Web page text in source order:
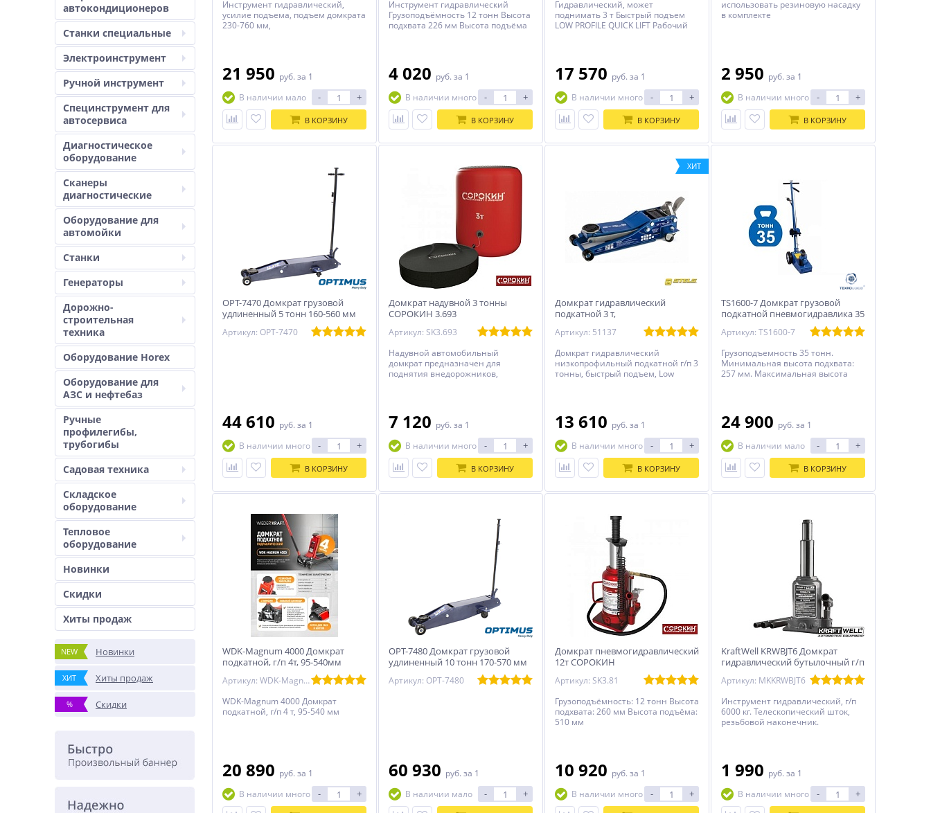
автокондиционеров
Станки специальные
Электроинструмент
Ручной инструмент
Специнструмент для
автосервиса
Диагностическое
оборудование
Сканеры
диагностические
Оборудование для
автомойки
Станки
Генераторы
Дорожно-
строительная
техника
Оборудование Horex
Оборудование для
АЗС и нефтебаз
Ручные
профилегибы,
трубогибы
Садовая техника
Складское
оборудование
Тепловое
оборудование
Новинки
Скидки
Хиты продаж
NEW Новинки
ХИТ Хиты продаж
% Скидки
Инструмент гидравлический,
усилие подъема, подъем домкрата
230-760 мм,
21 950 руб. за 1
В наличии мало
- +
В КОРЗИНУ
Инструмент гидравлический
Грузоподъёмность 12 тонн Высота
подxвата 226 мм Высота подъёма
4 020 руб. за 1
В наличии много
- +
В КОРЗИНУ
Гидравлический, может
поднимать 3 т Быстрый подъем
LOW PROFILE QUICK LIFT Рабочий
17 570 руб. за 1
В наличии много
- +
В КОРЗИНУ
использовать резиновую насадку
в комплекте
2 950 руб. за 1
В наличии много
- +
В КОРЗИНУ
OPT-7470 Домкрат грузовой
удлиненный 5 тонн 160-560 мм
Артикул: OPT-7470
44 610 руб. за 1
В наличии много
- +
В КОРЗИНУ
Домкрат надувной 3 тонны
СОРОКИН 3.693
Артикул: SK3.693
Надувной автомобильный
домкрат предназначен для
поднятия внедорожников,
7 120 руб. за 1
В наличии много
- +
В КОРЗИНУ
ХИТ
Домкрат гидравлический
подкатной 3 т,
профессиональный STELS 51137
Артикул: 51137
Домкрат гидравлический
низкопрофильный подкатной г/п 3
тонны, быстрый подъем, Low
13 610 руб. за 1
В наличии много
- +
В КОРЗИНУ
TS1600-7 Домкрат грузовой
подкатной пневмогидравлика 35
Артикул: TS1600-7
Грузоподъемность 35 тонн.
Минимальная высота подхвата:
257 мм. Максимальная высота
24 900 руб. за 1
В наличии мало
- +
В КОРЗИНУ
WDK-Magnum 4000 Домкрат
подкатной, г/п 4т, 95-540мм
Артикул: WDK-Magnum 4000
WDK-Magnum 4000 Домкрат
подкатной, г/п 4 т, 95-540 мм
20 890 руб. за 1
В наличии много
- +
OPT-7480 Домкрат грузовой
удлиненный 10 тонн 170-570 мм
Артикул: OPT-7480
60 930 руб. за 1
В наличии мало
- +
Домкрат пневмогидравлический
12т СОРОКИН
Артикул: SK3.81
Грузоподъёмность: 12 тонн Высота
подxвата: 260 мм Высота подъёма:
510 мм
10 920 руб. за 1
В наличии много
- +
KraftWell KRWBJT6 Домкрат
гидравлический бутылочный г/п
6000 кг, с телескопическим
штоком
Артикул: MKKRWBJT6
Инструмент гидравлический, г/п
6000 кг. Телескопический шток,
резьбовой наконечник.
1 990 руб. за 1
В наличии много
- +